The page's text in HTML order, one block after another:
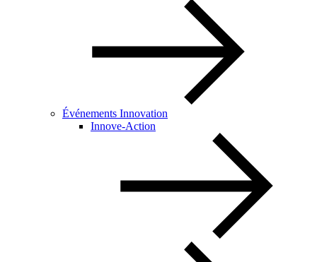
Événements Innovation
Innove-Action